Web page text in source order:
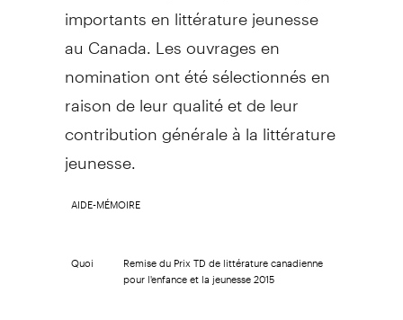
importants en littérature jeunesse
auCanada . Les ouvrages en
nomination ont été sélectionnés en
raison de leur qualité et de leur
contribution générale à la littérature
jeunesse.
AIDE-MÉMOIRE
Quoi Remise du Prix TD de littérature canadienne
pour l'enfance et la jeunesse 2015